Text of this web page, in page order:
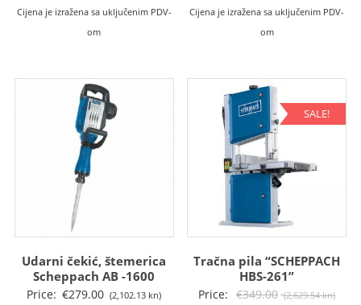
Cijena je izražena sa uključenim PDV-
om
Cijena je izražena sa uključenim PDV-
om
Udarni čekić, štemerica
Scheppach AB -1600
Price: €279.00 (2,102.13 kn)
SALE!
Tračna pila “SCHEPPACH
HBS-261”
Price: €349.00 (2,629.54 kn)